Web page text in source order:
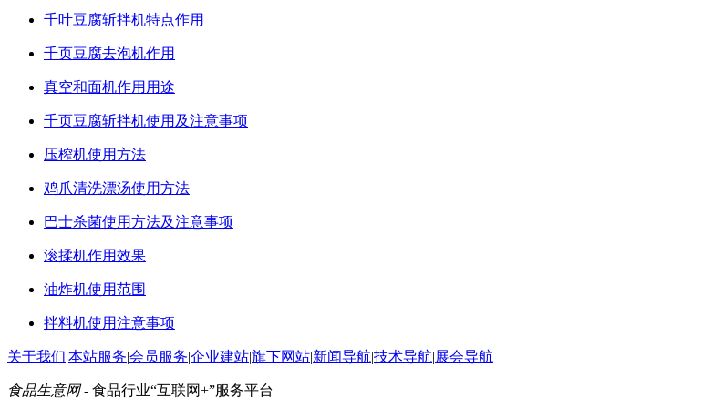
千叶豆腐斩拌机特点作用
千页豆腐去泡机作用
真空和面机作用用途
千页豆腐斩拌机使用及注意事项
压榨机使用方法
鸡爪清洗漂汤使用方法
巴士杀菌使用方法及注意事项
滚揉机作用效果
油炸机使用范围
拌料机使用注意事项
关于我们|本站服务|会员服务|企业建站|旗下网站|新闻导航|技术导航|展会导航
食品生意网- 食品行业“互联网+”服务平台